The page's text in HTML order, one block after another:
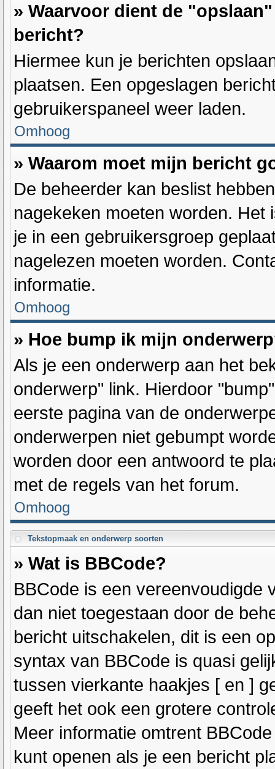
» Waarvoor dient de
bericht?
Hiermee kun je berichten
plaatsen. Een opgeslagen
gebruikerspaneel weer laden.
Omhoog
» Waarom moet mijn bericht
De beheerder kan beslist
nagekeken moeten worden.
je in een gebruikersgroep
nagelezen moeten worden.
informatie.
Omhoog
» Hoe bump ik mijn
Als je een onderwerp aan het
onderwerp" link. Hierdoor
eerste pagina van de
onderwerpen niet gebumpt
worden door een antwoord te
met de regels van het forum.
Omhoog
Tekstopmaak en onderwerp soorten
» Wat is BBCode?
BBCode is een vereenvoudigde
dan niet toegestaan door de
bericht uitschakelen, dit is een
syntax van BBCode is quasi
tussen vierkante haakjes [ en ]
geeft het ook een grotere
Meer informatie omtrent
kunt openen als je een bericht